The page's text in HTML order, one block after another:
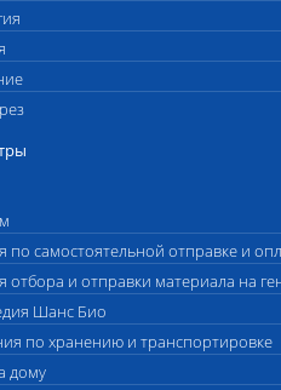
по самостоятельной отправке и
отбора и отправки материала на
Шанс Био
по хранению и транспортировке
дому